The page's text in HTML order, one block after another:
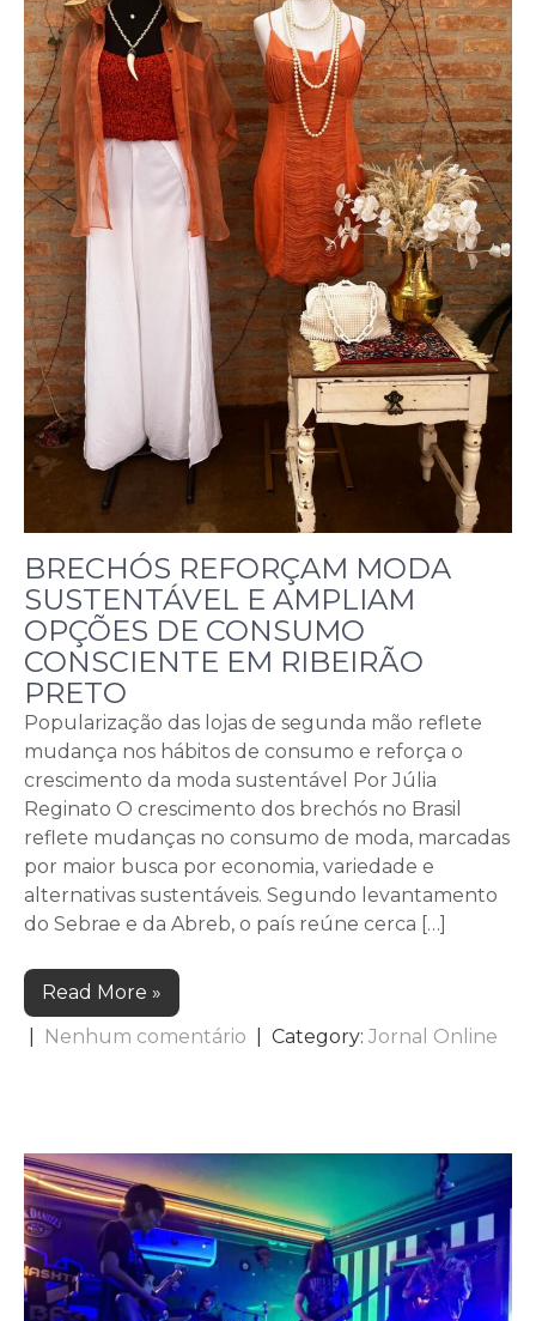
BRECHÓS REFORÇAM MODA
SUSTENTÁVEL E AMPLIAM
OPÇÕES DE CONSUMO
CONSCIENTE EM RIBEIRÃO
PRETO
Popularização das lojas de segunda mão reflete
mudança nos hábitos de consumo e reforça o
crescimento da moda sustentável Por Júlia
Reginato O crescimento dos brechós no Brasil
reflete mudanças no consumo de moda, marcadas
por maior busca por economia, variedade e
alternativas sustentáveis. Segundo levantamento
do Sebrae e da Abreb, o país reúne cerca […]
Read More »
Nenhum comentário | Category: Jornal Online